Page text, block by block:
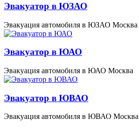
Эвакуатор в ЮЗАО
Эвакуация автомобиля в ЮЗАО Москва
Эвакуатор в ЮАО
Эвакуация автомобиля в ЮАО Москва
Эвакуатор в ЮВАО
Эвакуация автомобиля в ЮВАО Москва